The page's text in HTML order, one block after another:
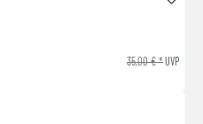
35,00 € *UVP